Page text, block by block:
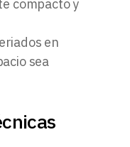
compacto y
en
sea